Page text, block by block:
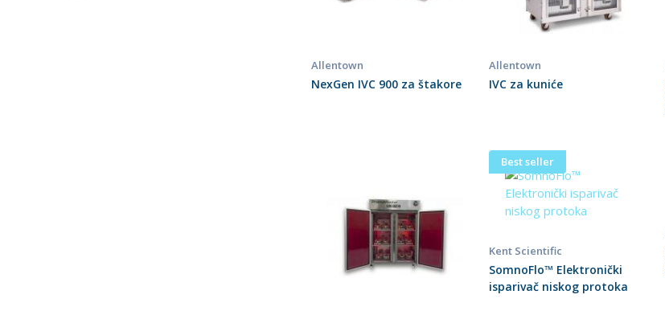
Allentown
NexGen IVC 900 za štakore
Allentown
IVC za kuniće
Best seller
Kent Scientific
SomnoFlo™ Elektronički
isparivač niskog protoka